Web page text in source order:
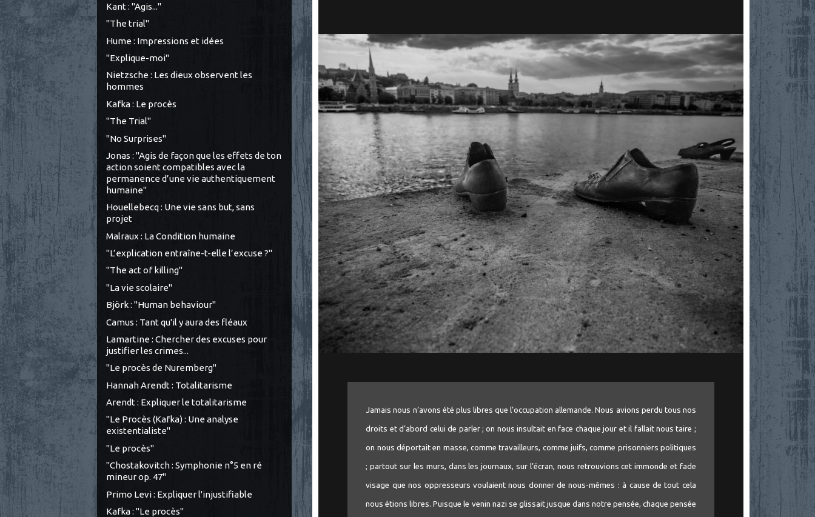
Kant : "Agis..."
"The trial"
Hume : Impressions et idées
"Explique-moi"
Nietzsche : Les dieux observent les
hommes
Kafka : Le procès
"The Trial"
"No Surprises"
Jonas : "Agis de façon que les effets de ton
action soient compatibles avec la
permanence d’une vie authentiquement
humaine"
Houellebecq : Une vie sans but, sans
projet
Malraux : La Condition humaine
"L’explication entraîne-t-elle l’excuse ?"
"The act of killing"
"La vie scolaire"
Björk : "Human behaviour"
Camus : Tant qu'il y aura des fléaux
Lamartine : Chercher des excuses pour
justifier les crimes...
"Le procès de Nuremberg"
Hannah Arendt : Totalitarisme
Arendt : Expliquer le totalitarisme
"Le Procès (Kafka) : Une analyse
existentialiste"
"Le procès"
"Chostakovitch : Symphonie n°5 en ré
mineur op. 47"
Primo Levi : Expliquer l'injustifiable
Kafka : "Le procès"
Jamais nous n’avons été plus libres que l’occupation allemande. Nous avions perdu tous nos
droits et d’abord celui de parler ; on nous insultait en face chaque jour et il fallait nous taire ;
on nous déportait en masse, comme travailleurs, comme juifs, comme prisonniers politiques
; partout sur les murs, dans les journaux, sur l’écran, nous retrouvions cet immonde et fade
visage que nos oppresseurs voulaient nous donner de nous-mêmes : à cause de tout cela
nous étions libres. Puisque le venin nazi se glissait jusque dans notre pensée, chaque pensée